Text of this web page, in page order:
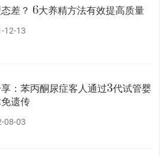
差？ 6大养精方法有效提高质量
12-13
：苯丙酮尿症客人通过3代试管婴
遗传
08-03